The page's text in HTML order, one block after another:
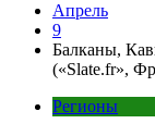
Апрель
9
Балканы,
(«Slate.fr»,
Регионы